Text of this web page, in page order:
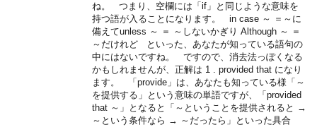
ね。 つまり、空欄には「if」と同じような意味を
持つ語が入ることになります。 in case ～ ＝～に
備えてunless ～ ＝ ～しないかぎり Although ～ ＝
～だけれど といった、あなたが知っている語句の
中にはないですね。 ですので、消去法っぽくなる
かもしれませんが、正解は 1 . provided that になり
ます。 「provide」は、あなたも知っている様「～
を提供する」という意味の単語ですが、「provided
that ～」となると「～ということを提供されると →
～という条件なら → ～だったら」といった具合